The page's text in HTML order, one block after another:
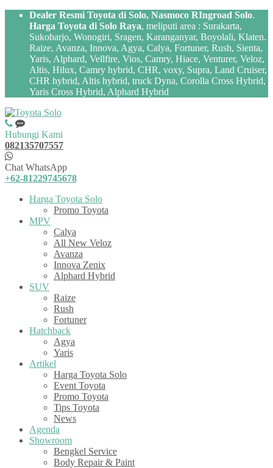
Dealer Resmi Toyota di Solo, Nasmoco RIngroad Solo.
Harga Toyota di Solo Raya, meliputi area : Surakarta,
Sukoharjo, Wonogiri, Sragen, Karanganyar, Boyolali, Klaten.
Raize, Avanza, Innova, Agya, Calya, Fortuner, Rush, Sienta,
Yaris, Alphard, Vellfire, Vios, Camry, Hiace, Venturer, Veloz,
Altis, Hilux, Camry hybrid, CHR, voxy, Supra, Land Cruiser,
CHR hybrid, Altis hybrid, truck Dyna, Corolla Cross Hybrid,
Yaris Cross Hybrid, Alphard Hybrid
Hubungi Kami
082135707557
Chat WhatsApp
+62-81229745678
Harga Toyota Solo
Promo Toyota
MPV
Calya
All New Veloz
Avanza
Innova Zenix
Alphard Hybrid
SUV
Raize
Rush
Fortuner
Hatchback
Agya
Yaris
Artikel
Harga Toyota Solo
Event Toyota
Promo Toyota
Tips Toyota
News
Agenda
Showroom
Bengkel Service
Body Repair & Paint